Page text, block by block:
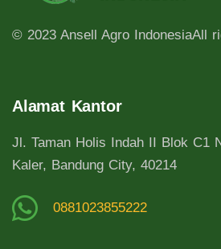
© 2023 Ansell Agro IndonesiaAll
Alamat Kantor
Jl. Taman Holis Indah II Blok C1
Kaler, Bandung City, 40214
0881023855222